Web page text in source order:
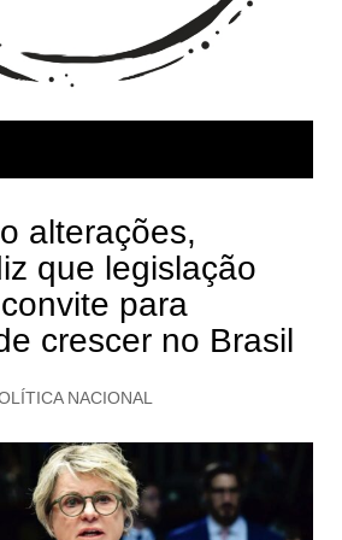
alterações,
que legislação
para
crescer no Brasil
NACIONAL